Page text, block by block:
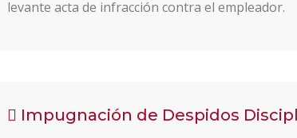
levante acta de infracción contra el empleador.
Impugnación de Despidos